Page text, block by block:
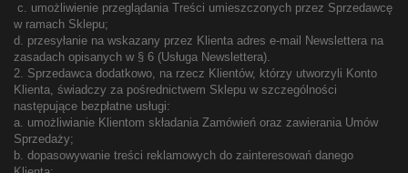
c. umożliwienie przeglądania Treści umieszczonych przez Sprzedawcę
w ramach Sklepu;
d. przesyłanie na wskazany przez Klienta adres e-mail Newslettera na
zasadach opisanych w § 6 (Usługa Newslettera).
2. Sprzedawca dodatkowo, na rzecz Klientów, którzy utworzyli Konto
Klienta, świadczy za pośrednictwem Sklepu w szczególności
następujące bezpłatne usługi:
a. umożliwianie Klientom składania Zamówień oraz zawierania Umów
Sprzedaży;
b. dopasowywanie treści reklamowych do zainteresowań danego